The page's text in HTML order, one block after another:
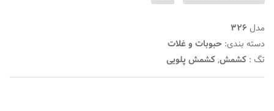
مدل 326
دسته بندی: حبوبات و غلات
تگ : کشمش,کشمش پلویی